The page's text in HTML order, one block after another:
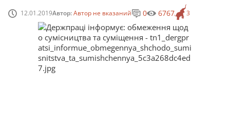
12.01.2019Автор:Автор не вказаний 3
0 6767